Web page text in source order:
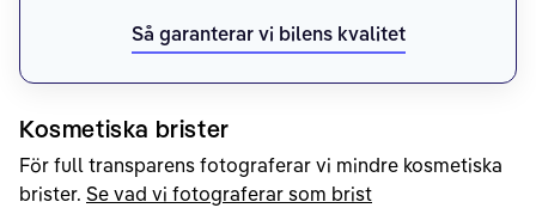
Så garanterar vi bilens kvalitet
Kosmetiska brister
För full transparens fotograferar vi mindre kosmetiska
brister. Se vad vi fotograferar som brist